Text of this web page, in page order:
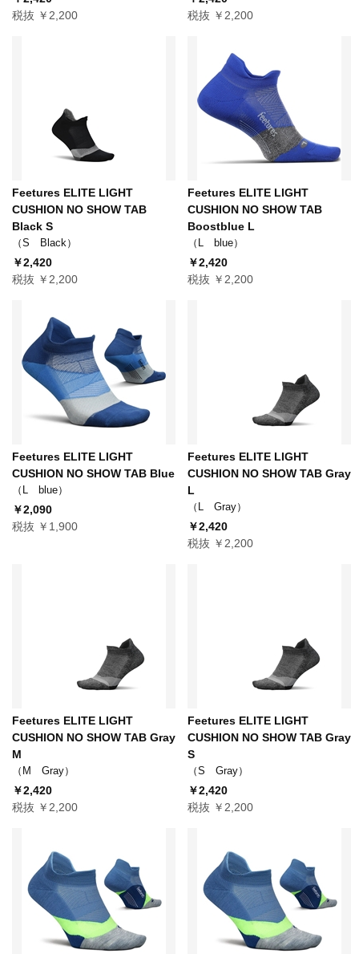
税抜 ￥2,200
税抜 ￥2,200
Feetures ELITE LIGHT
CUSHION NO SHOW TAB
Black S
（S Black）
￥2,420
税抜 ￥2,200
Feetures ELITE LIGHT
CUSHION NO SHOW TAB
Boostblue L
（L blue）
￥2,420
税抜 ￥2,200
Feetures ELITE LIGHT
CUSHION NO SHOW TAB Blue
（L blue）
￥2,090
税抜 ￥1,900
Feetures ELITE LIGHT
CUSHION NO SHOW TAB Gray
L
（L Gray）
￥2,420
税抜 ￥2,200
Feetures ELITE LIGHT
CUSHION NO SHOW TAB Gray
M
（M Gray）
￥2,420
税抜 ￥2,200
Feetures ELITE LIGHT
CUSHION NO SHOW TAB Gray
S
（S Gray）
￥2,420
税抜 ￥2,200